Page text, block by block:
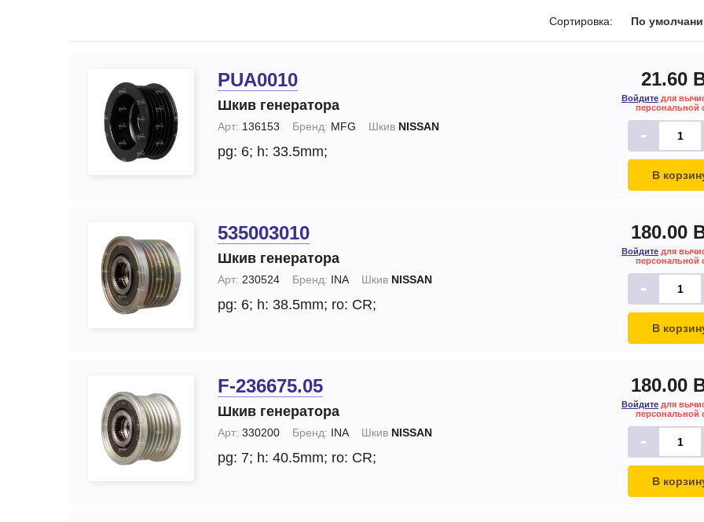
Тормозные суппорты
Щетки и
щеткодержатели
специальные
Замена стартера
Замена генераторов
Сортировка: По
PUA0010
Шкив генератора
Арт: 136153 Бренд: MFG Шкив NISSAN
pg: 6; h: 33.5mm;
21.60
Войдите для
персональной
-
В
535003010
Шкив генератора
Арт: 230524 Бренд: INA Шкив NISSAN
pg: 6; h: 38.5mm; ro: CR;
180.00
Войдите для
персональной
-
В
F-236675.05
Шкив генератора
Арт: 330200 Бренд: INA Шкив NISSAN
pg: 7; h: 40.5mm; ro: CR;
180.00
Войдите для
персональной
-
В